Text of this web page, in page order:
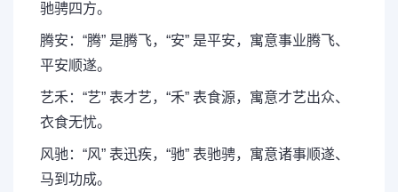
驰骋四方。
腾安：“腾” 是腾飞，“安” 是平安，寓意事业腾飞、
平安顺遂。
艺禾：“艺” 表才艺，“禾” 表食源，寓意才艺出众、
衣食无忧。
风驰：“风” 表迅疾，“驰” 表驰骋，寓意诸事顺遂、
马到功成。